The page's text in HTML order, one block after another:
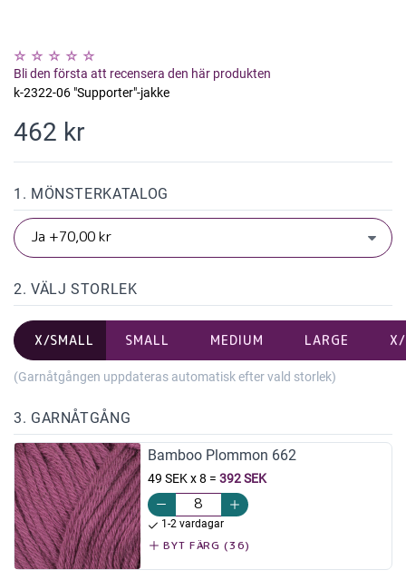
Bli den första att recensera den här produkten
k-2322-06 "Supporter"-jakke
462 kr
1. MÖNSTERKATALOG
2. VÄLJ STORLEK
X/SMALL SMALL MEDIUM LARGE
(Garnåtgången uppdateras automatisk efter vald storlek)
3. GARNÅTGÅNG
Bamboo Plommon 662
49 SEK x 8 = 392 SEK
1-2 vardagar
BYT FÄRG (36)